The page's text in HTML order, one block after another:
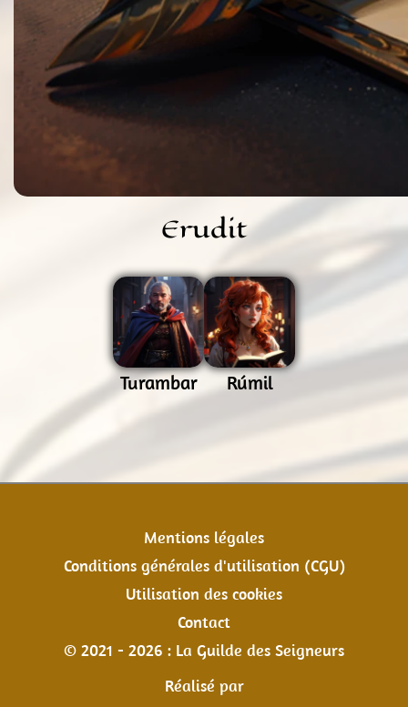
Erudit
Turambar Rúmil
Mentions légales
Conditions générales d'utilisation (CGU)
Utilisation des cookies
Contact
© 2021 - 2026 : La Guilde des Seigneurs
Réalisé par